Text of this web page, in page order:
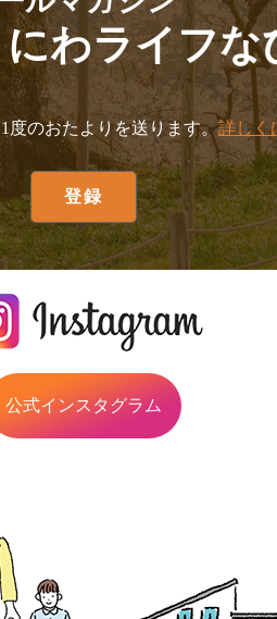
にわライフな
度のおたよりを送ります。詳しく
公式インスタグラム